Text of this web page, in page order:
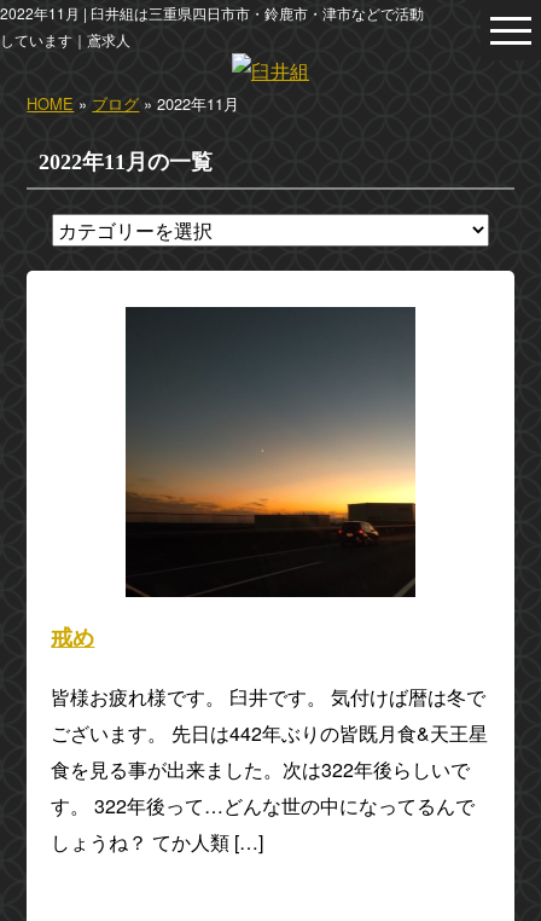
2022年11月 | 臼井組は三重県四日市市・鈴鹿市・津市などで活動
しています｜鳶求人
HOME » ブログ » 2022年11月
2022年11月の一覧
戒め
皆様お疲れ様です。 臼井です。 気付けば暦は冬で
ございます。 先日は442年ぶりの皆既月食&天王星
食を見る事が出来ました。次は322年後らしいで
す。 322年後って…どんな世の中になってるんで
しょうね？ てか人類 […]